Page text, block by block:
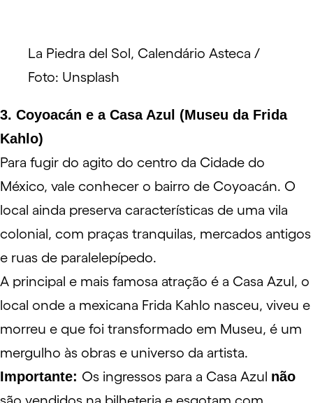
La Piedra del Sol, Calendário Asteca /
Foto: Unsplash
3. Coyoacán e a Casa Azul (Museu da Frida
Kahlo)
Para fugir do agito do centro da Cidade do
México, vale conhecer o bairro de Coyoacán. O
local ainda preserva características de uma vila
colonial, com praças tranquilas, mercados antigos
e ruas de paralelepípedo.
A principal e mais famosa atração é a Casa Azul, o
local onde a mexicana Frida Kahlo nasceu, viveu e
morreu e que foi transformado em Museu, é um
mergulho às obras e universo da artista.
Importante: Os ingressos para a Casa Azul não